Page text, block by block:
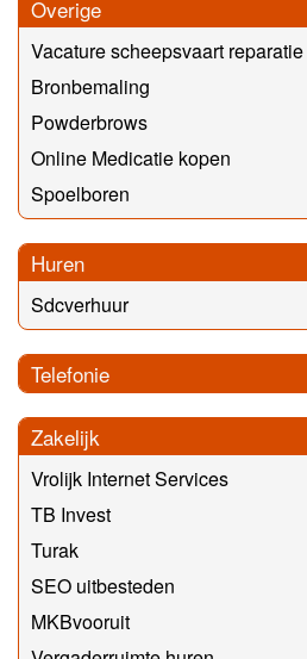
Overige
Vacature scheepsvaart
Bronbemaling
Powderbrows
Online Medicatie kopen
Spoelboren
Huren
Sdcverhuur
Telefonie
Zakelijk
Vrolijk Internet Services
TB Invest
Turak
SEO uitbesteden
MKBvooruit